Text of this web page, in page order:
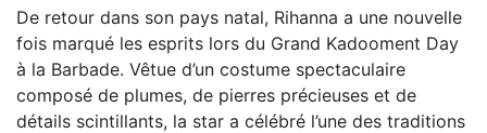
De retour dans son pays natal, Rihanna a une nouvelle
fois marqué les esprits lors du Grand Kadooment Day
à la Barbade. Vêtue d’un costume spectaculaire
composé de plumes, de pierres précieuses et de
détails scintillants, la star a célébré l’une des traditions